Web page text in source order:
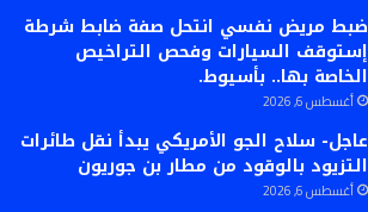
ضبط مريض نفسي انتحل صفة ضابط شرطة
إستوقف السيارات وفحص التراخيص
الخاصة بها.. بأسيوط.
أغسطس 6, 2026
عاجل- سلاح الجو الأمريكي يبدأ نقل طائرات
التزيود بالوقود من مطار بن جوريون
أغسطس 6, 2026